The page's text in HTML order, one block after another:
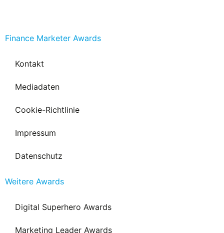
Finance Marketer Awards
Kontakt
Mediadaten
Cookie-Richtlinie
Impressum
Datenschutz
Weitere Awards
Digital Superhero Awards
Marketing Leader Awards